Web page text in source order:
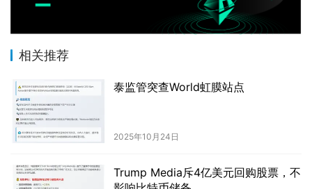
相关推荐
泰监管突查World虹膜站点
2025年10月24日
Trump Media斥4亿美元回购股票，不